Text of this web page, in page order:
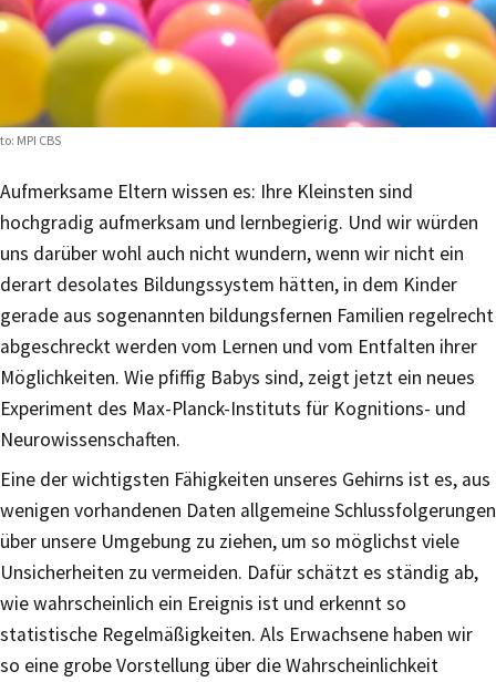
MPI CBS
Aufmerksame Eltern wissen es: Ihre Kleinsten sind
hochgradig aufmerksam und lernbegierig. Und wir würden
uns darüber wohl auch nicht wundern, wenn wir nicht ein
derart desolates Bildungssystem hätten, in dem Kinder
gerade aus sogenannten bildungsfernen Familien regelrecht
abgeschreckt werden vom Lernen und vom Entfalten ihrer
Möglichkeiten. Wie pfiffig Babys sind, zeigt jetzt ein neues
Experiment des Max-Planck-Instituts für Kognitions- und
Neurowissenschaften.
Eine der wichtigsten Fähigkeiten unseres Gehirns ist es, aus
wenigen vorhandenen Daten allgemeine Schlussfolgerungen
über unsere Umgebung zu ziehen, um so möglichst viele
Unsicherheiten zu vermeiden. Dafür schätzt es ständig ab,
wie wahrscheinlich ein Ereignis ist und erkennt so
statistische Regelmäßigkeiten. Als Erwachsene haben wir
so eine grobe Vorstellung über die Wahrscheinlichkeit